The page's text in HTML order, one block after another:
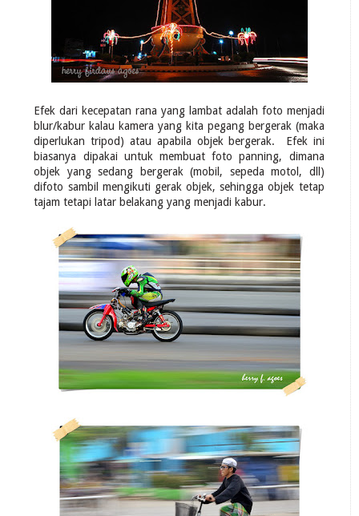
Efek dari kecepatan rana yang lambat adalah foto menjadi
blur/kabur kalau kamera yang kita pegang bergerak (maka
diperlukan tripod) atau apabila objek bergerak. Efek ini
biasanya dipakai untuk membuat foto panning, dimana
objek yang sedang bergerak (mobil, sepeda motol, dll)
difoto sambil mengikuti gerak objek, sehingga objek tetap
tajam tetapi latar belakang yang menjadi kabur.